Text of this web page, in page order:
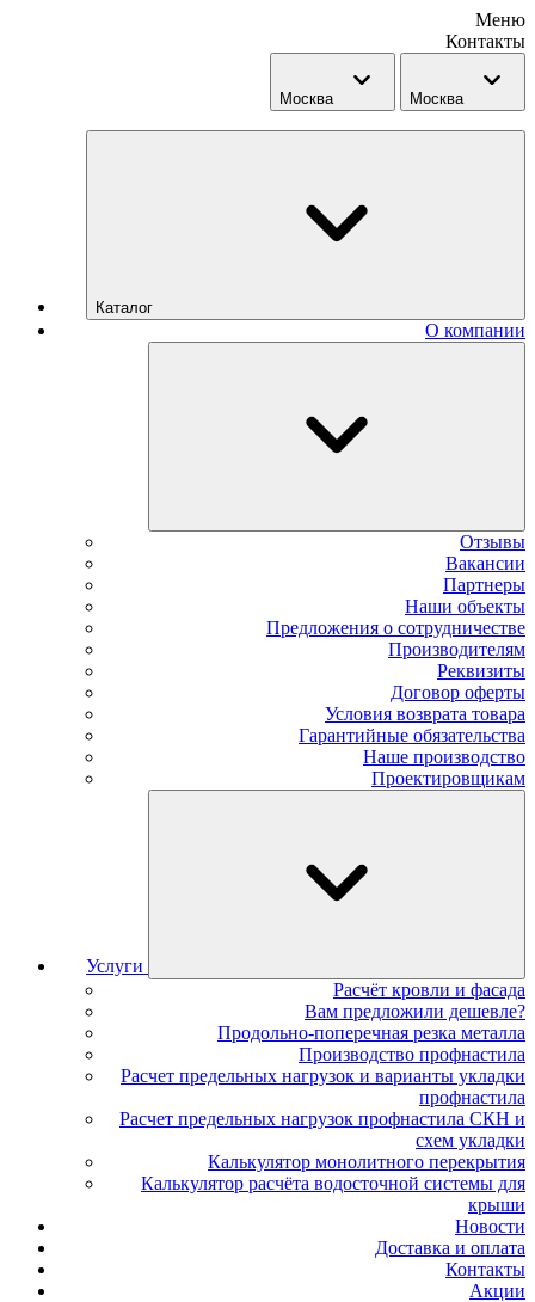
Меню
Контакты
Москва Москва
Каталог
О компании
Отзывы
Вакансии
Партнеры
Наши объекты
Предложения о сотрудничестве
Производителям
Реквизиты
Договор оферты
Условия возврата товара
Гарантийные обязательства
Наше производство
Проектировщикам
Услуги
Расчёт кровли и фасада
Вам предложили дешевле?
Продольно-поперечная резка металла
Производство профнастила
Расчет предельных нагрузок и варианты укладки
профнастила
Расчет предельных нагрузок профнастила СКН и
схем укладки
Калькулятор монолитного перекрытия
Калькулятор расчёта водосточной системы для
крыши
Новости
Доставка и оплата
Контакты
Акции